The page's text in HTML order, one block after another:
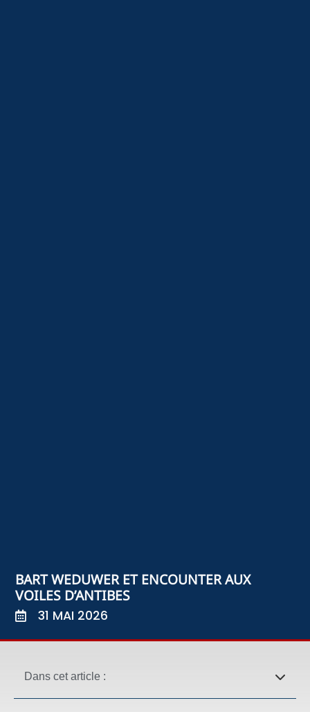
BART WEDUWER ET ENCOUNTER AUX
VOILES D’ANTIBES
31 MAI 2026
Dans cet article :